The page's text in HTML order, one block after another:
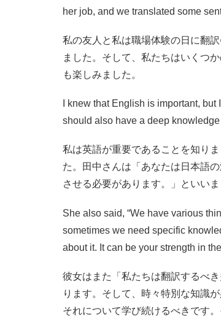
her job, and we translated some
私の友人と私は職場体験の日に翻
ました。そして、私たちはいくつ
も楽しみました。
I knew that English is important,
should also have a deep
私は英語が重要であることを知り
た。田中さんは「あなたは日本語
させる必要があります。」といいま
She also said, “We have various
sometimes we need specific
about it. It can be your strength in
彼女はまた「私たちは翻訳するべ
ります。そして、時々特別な知識
それについて学び続けるべきです